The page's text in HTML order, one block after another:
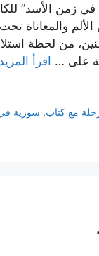
في زمن الأسد”
والمعاناة
من لحظة
على … اقرأ المزيد
مع كتاب, سورية